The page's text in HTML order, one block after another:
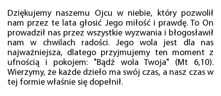
Dziękujemy naszemu Ojcu w niebie, który pozwolił
nam przez te lata głosić Jego miłość i prawdę. To On
prowadził nas przez wszystkie wyzwania i błogosławił
nam w chwilach radości. Jego wola jest dla nas
najważniejsza, dlatego przyjmujemy ten moment z
ufnością i pokojem: "Bądź wola Twoja" (Mt 6,10).
Wierzymy, że każde dzieło ma swój czas, a nasz czas w
tej formie właśnie się dopełnił.